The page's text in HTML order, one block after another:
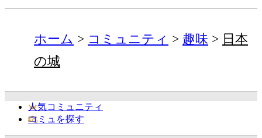
ホーム コミュニティ 趣味
日本
の城
人気コミュニティ
コミュを探す